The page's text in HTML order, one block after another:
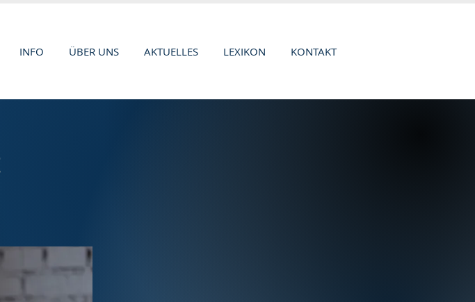
INFO ÜBER UNS AKTUELLES LEXIKON KONTAKT